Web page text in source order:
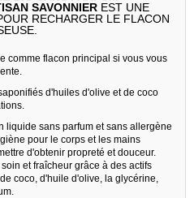
SAVONNIER EST UNE
RECHARGER LE FLACON
comme flacon principal si vous vous
d'huiles d'olive et de coco
liquide sans parfum et sans allergène
pour le corps et les mains
d'obtenir propreté et douceur.
et fraîcheur grâce à des actifs
coco, d'huile d'olive, la glycérine,